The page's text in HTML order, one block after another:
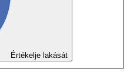
Értékelje lakását